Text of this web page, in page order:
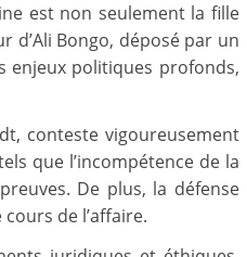
est non seulement la fille
d’Ali Bongo, déposé par un
enjeux politiques profonds,
conteste vigoureusement
que l’incompétence de la
De plus, la défense
de l’affaire.